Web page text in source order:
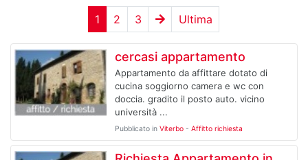
1 2 3 Ultima
cercasi appartamento
Appartamento da affittare dotato di
cucina soggiorno camera e wc con
doccia. gradito il posto auto. vicino
università ...
Pubblicato in Viterbo- Affitto richiesta